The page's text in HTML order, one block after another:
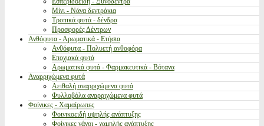
Μίνι - Νάνα δεντράκια
Τροπικά φυτά - δένδρα
Προσφορές Δέντρων
Ανθόφυτα - Αρωματικά - Ετήσια
Ανθόφυτα - Πολυετή ανθοφόρα
Εποχιακά φυτά
Αρωματικά φυτά - Φαρμακευτικά - Βότανα
Αναρριχώμενα φυτά
Αειθαλή αναρριχώμενα φυτά
Φυλλοβόλα αναρριχώμενα φυτά
Φοίνικες - Χαμαίρωπες
Φοινικοειδή υψηλής ανάπτυξης
Φοίνικες νάνοι - χαμηλής ανάπτυξης